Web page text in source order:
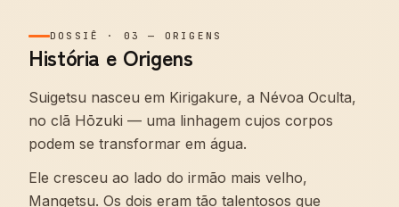
DOSSIÊ · 03 — ORIGENS
História e Origens
Suigetsu nasceu em Kirigakure, a Névoa Oculta,
no clã Hōzuki — uma linhagem cujos corpos
podem se transformar em água.
Ele cresceu ao lado do irmão mais velho,
Mangetsu. Os dois eram tão talentosos que